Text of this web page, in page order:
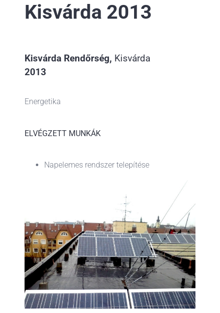
Kisvárda 2013
Kisvárda Rendőrség, Kisvárda
2013
Energetika
ELVÉGZETT MUNKÁK
Napelemes rendszer telepítése